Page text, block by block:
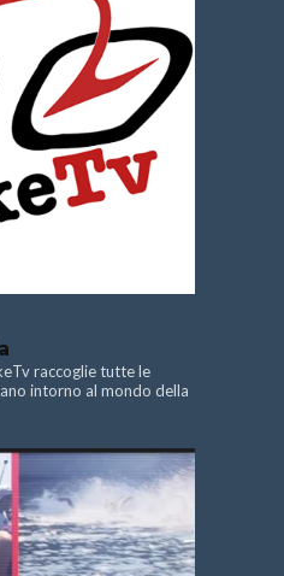
raccoglie tutte le
intorno al mondo della